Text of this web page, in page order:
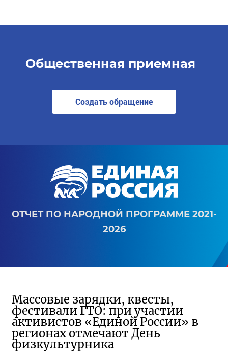
Общественная приемная
Создать обращение
ОТЧЕТ ПО НАРОДНОЙ ПРОГРАММЕ 2021-
2026
Массовые зарядки, квесты,
фестивали ГТО: при участии
активистов «Единой России» в
регионах отмечают День
физкультурника